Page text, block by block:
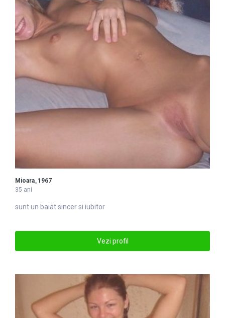
Mioara_1967
35 ani
sunt un baiat sincer si iubitor
Vezi profil